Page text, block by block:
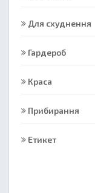
Для схуднення
Гардероб
Краса
Прибирання
Етикет